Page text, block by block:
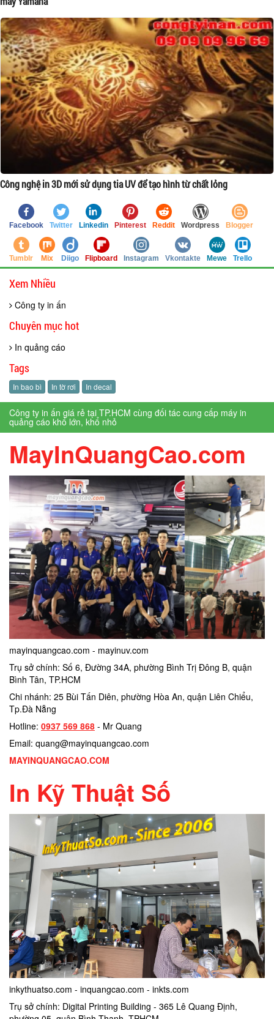
Công nghệ in 3D mới sử dụng tia UV để tạo hình từ chất lỏng
Facebook Twitter Linkedin Pinterest Reddit Wordpress Blogger
Tumblr Mix Diigo Flipboard Instagram Vkontakte Mewe Trello
Xem Nhiều
Công ty in ấn
Chuyên mục hot
In quảng cáo
Tags
In bao bì In tờ rơi In decal
Công ty in ấn giá rẻ tại TP.HCM cùng đối tác cung cấp máy in
quảng cáo khổ lớn, khổ nhỏ
MayInQuangCao.com
mayinquangcao.com - mayinuv.com
Trụ sở chính: Số 6, Đường 34A, phường Bình Trị Đông B, quận
Bình Tân, TP.HCM
Chi nhánh: 25 Bùi Tấn Diên, phường Hòa An, quận Liên Chiểu,
Tp.Đà Nẵng
Hotline: 0937 569 868 - Mr Quang
Email: quang@mayinquangcao.com
MAYINQUANGCAO.COM
In Kỹ Thuật Số
inkythuatso.com - inquangcao.com - inkts.com
Trụ sở chính: Digital Printing Building - 365 Lê Quang Định,